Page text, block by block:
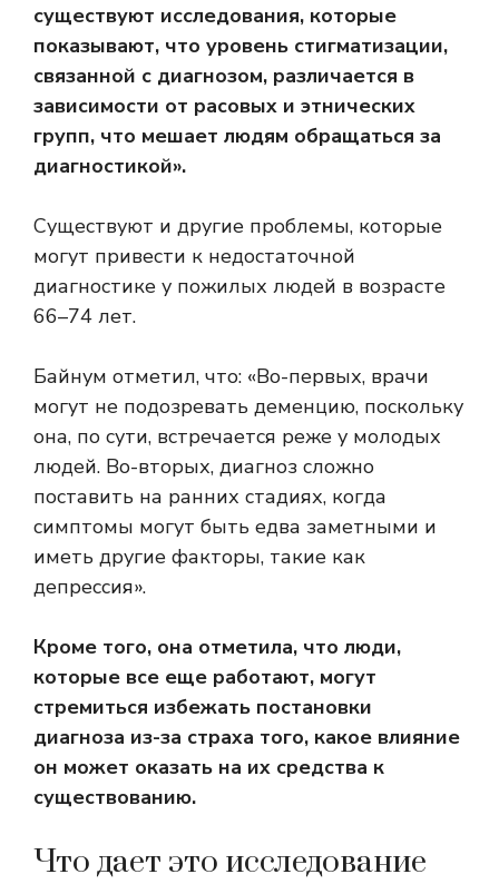
существуют исследования, которые
показывают, что уровень стигматизации,
связанной с диагнозом, различается в
зависимости от расовых и этнических
групп, что мешает людям обращаться за
диагностикой».
Существуют и другие проблемы, которые
могут привести к недостаточной
диагностике у пожилых людей в возрасте
66–74 лет.
Байнум отметил, что: «Во-первых, врачи
могут не подозревать деменцию, поскольку
она, по сути, встречается реже у молодых
людей. Во-вторых, диагноз сложно
поставить на ранних стадиях, когда
симптомы могут быть едва заметными и
иметь другие факторы, такие как
депрессия».
Кроме того, она отметила, что люди,
которые все еще работают, могут
стремиться избежать постановки
диагноза из-за страха того, какое влияние
он может оказать на их средства к
существованию.
Что дает это исследование